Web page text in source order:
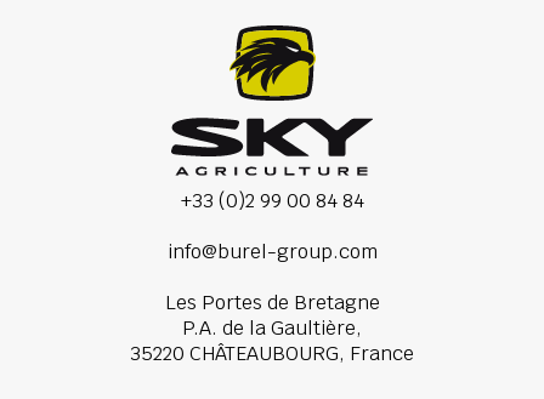
+33 (0)2 99 00 84 84
info@burel-group.com
Les Portes de Bretagne
P.A. de la Gaultière,
35220 CHÂTEAUBOURG, France